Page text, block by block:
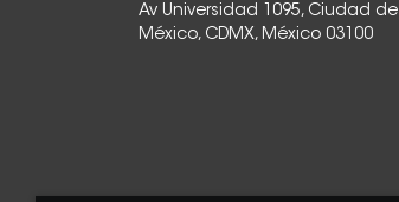
Av Universidad 1095, Ciudad de
México, CDMX, México 03100